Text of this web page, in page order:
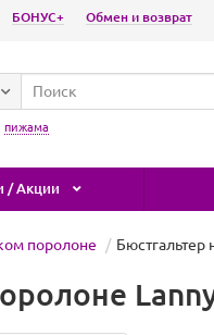
БОНУС+ Обмен и возврат
пижама
/ Акции
поролоне Бюстгальтер